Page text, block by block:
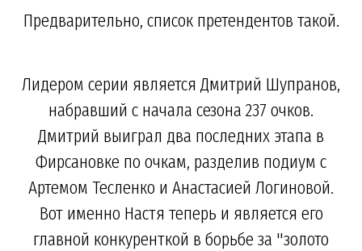
Предварительно, список претендентов такой.
Лидером серии является Дмитрий Шупранов,
набравший с начала сезона 237 очков.
Дмитрий выиграл два последних этапа в
Фирсановке по очкам, разделив подиум с
Артемом Тесленко и Анастасией Логиновой.
Вот именно Настя теперь и является его
главной конкуренткой в борьбе за "золото